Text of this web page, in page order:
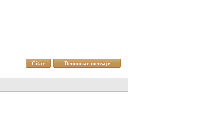
Denunciar mensaje
Citar